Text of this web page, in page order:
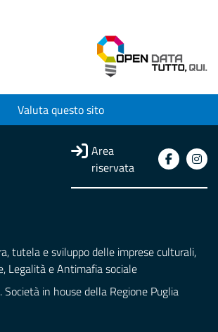
Valuta questo sito
Area
riservata
tutela e sviluppo delle imprese culturali,
Legalità e Antimafia sociale
Società in house della Regione Puglia